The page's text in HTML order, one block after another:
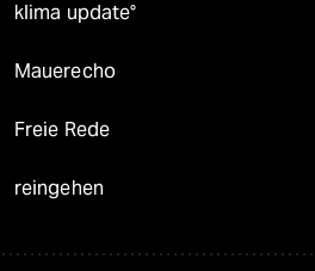
klima update°
Mauerecho
Freie Rede
reingehen